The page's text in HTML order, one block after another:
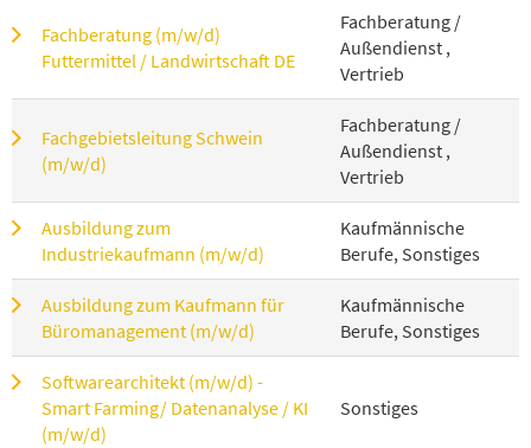
Fachberatung (m/w/d)
Futtermittel / Landwirtschaft DE
Fachberatung /
Außendienst ,
Vertrieb
Fachgebietsleitung Schwein
(m/w/d)
Fachberatung /
Außendienst ,
Vertrieb
Ausbildung zum
Industriekaufmann (m/w/d)
Kaufmännische
Berufe, Sonstiges
Ausbildung zum Kaufmann für
Büromanagement (m/w/d)
Kaufmännische
Berufe, Sonstiges
Softwarearchitekt (m/w/d) -
Smart Farming/ Datenanalyse / KI
(m/w/d)
Sonstiges